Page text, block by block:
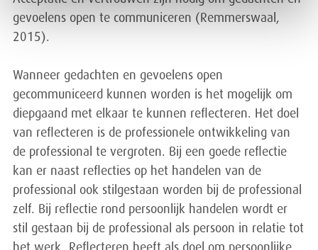
gevoelens open te communiceren (Remmerswaal,
2015).
Wanneer gedachten en gevoelens open
gecommuniceerd kunnen worden is het mogelijk om
diepgaand met elkaar te kunnen reflecteren. Het doel
van reflecteren is de professionele ontwikkeling van
de professional te vergroten. Bij een goede reflectie
kan er naast reflecties op het handelen van de
professional ook stilgestaan worden bij de professional
zelf. Bij reflectie rond persoonlijk handelen wordt er
stil gestaan bij de professional als persoon in relatie tot